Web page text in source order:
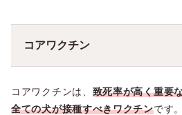
コアワクチン
コアワクチンは、 致死率が高く重要
全ての犬が接種すべきワクチンです。